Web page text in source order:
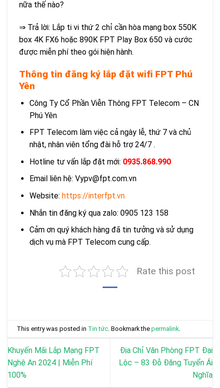
nữa thế nào?
⇒ Trả lời: Lắp ti vi thứ 2 chỉ cần hòa mạng box 550K
box 4K FX6 hoặc 890K FPT Play Box 650 và cước
được miễn phí theo gói hiện hành.
Thông tin đăng ký lắp đặt wifi FPT Phú
Yên
Công Ty Cổ Phần Viễn Thông FPT Telecom – CN
Phú Yên
FPT Telecom làm việc cả ngày lễ, thứ 7 và chủ
nhật, nhân viên tổng đài hỗ trợ 24/7 .
Hotline tư vấn lắp đặt mới: 0935.868.990
Email liên hệ: Vypv@fpt.com.vn
Website: https://interfpt.vn
Nhắn tin đăng ký qua zalo: 0905 123 158
Cảm ơn quý khách hàng đã tin tưởng và sử dụng
dịch vụ mà FPT Telecom cung cấp.
Rate this post
This entry was posted in Tin tức . Bookmark thepermalink
Khuyến Mãi Lắp Mạng FPT
Nghệ An 2024 | Miễn Phí
100%
Địa Chỉ Văn Phòng FPT Đại
Lộc – 83 Đỗ Đăng Tuyển Ái
Nghĩa